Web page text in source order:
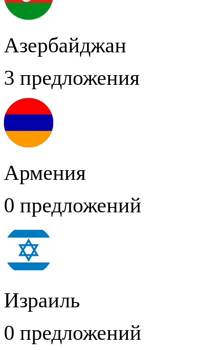
Азербайджан
3 предложения
Армения
0 предложений
Израиль
0 предложений